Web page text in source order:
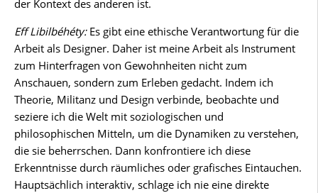
der Kontext des anderen ist.
Eff Libilbéhéty:Es gibt eine ethische Verantwortung für die
Arbeit als Designer. Daher ist meine Arbeit als Instrument
zum Hinterfragen von Gewohnheiten nicht zum
Anschauen, sondern zum Erleben gedacht. Indem ich
Theorie, Militanz und Design verbinde, beobachte und
seziere ich die Welt mit soziologischen und
philosophischen Mitteln, um die Dynamiken zu verstehen,
die sie beherrschen. Dann konfrontiere ich diese
Erkenntnisse durch räumliches oder grafisches Eintauchen.
Hauptsächlich interaktiv, schlage ich nie eine direkte